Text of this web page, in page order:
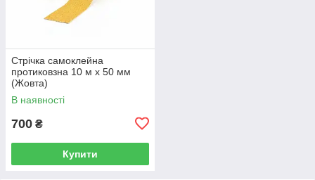
Стрічка самоклейна
протиковзна 10 м х 50 мм
(Жовта)
В наявності
700 ₴
Купити